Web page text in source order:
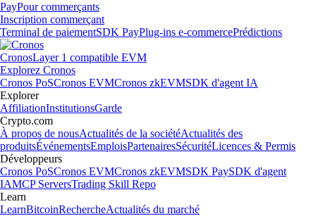
PayPour commerçants
Inscription commerçant
Terminal de paiementSDK PayPlug-ins e-commercePrédictions
CronosLayer 1 compatible EVM
Explorez Cronos
Cronos PoSCronos EVMCronos zkEVMSDK d'agent IA
Explorer
AffiliationInstitutionsGarde
Crypto.com
À propos de nousActualités de la sociétéActualités des
produitsÉvénementsEmploisPartenairesSécuritéLicences & Permis
Développeurs
Cronos PoSCronos EVMCronos zkEVMSDK PaySDK d'agent
IAMCP ServersTrading Skill Repo
Learn
LearnBitcoinRechercheActualités du marché